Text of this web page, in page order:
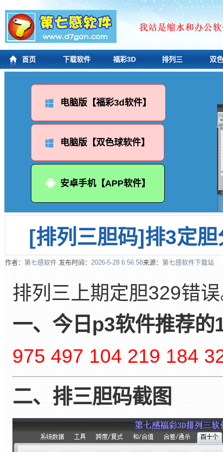
首页 下载软件 福彩3D 排列三 双
电脑版【福彩3d软件】
电脑版【双色球软件】
安卓手机【APP软件】
[排列三胆码]排3定
作者： 第七感软件发布时间： 2026-5-28 6:56:58来源：第七感软件下载站
排列三上期定胆329错
一、今日p3软件推荐的
975 497 104 219 184
二、排三胆码截图